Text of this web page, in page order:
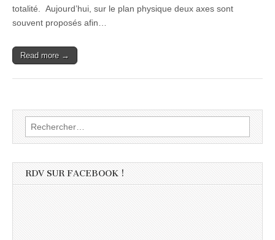
totalité. Aujourd’hui, sur le plan physique deux axes sont
souvent proposés afin…
Read more →
Rechercher :
RDV SUR FACEBOOK !